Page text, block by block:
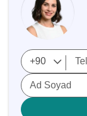
Ad Soyad